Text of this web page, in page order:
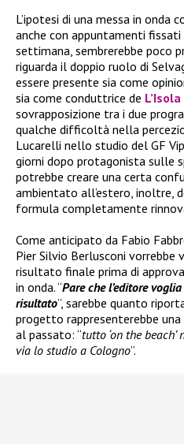
L’ipotesi di una messa in onda
anche con appuntamenti
settimana, sembrerebbe poco
riguarda il doppio ruolo di
essere presente sia come
sia come conduttrice de
sovrapposizione tra i due
qualche difficoltà nella
Lucarelli nello studio del GF
giorni dopo protagonista sulle
potrebbe creare una certa
ambientato all’estero, inoltre,
formula completamente
Come anticipato da Fabio
Pier Silvio Berlusconi
risultato finale prima di
in onda. “Pare che l’editore
risultato”, sarebbe quanto
progetto rappresenterebbe
al passato: “tutto ‘on the
via lo studio a Cologno”.